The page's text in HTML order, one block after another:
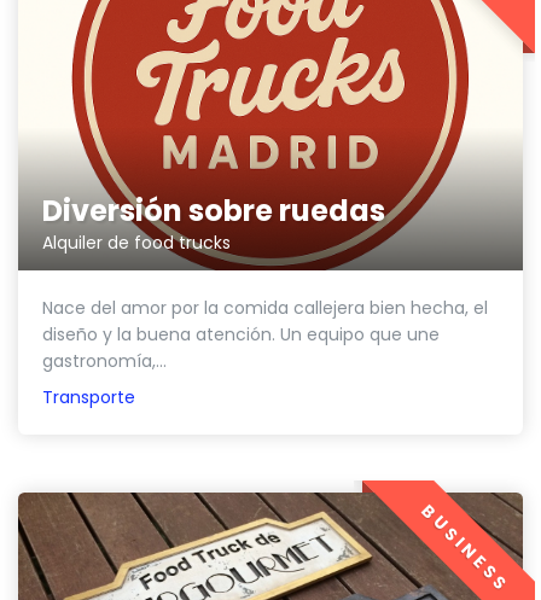
Diversión sobre ruedas
Alquiler de food trucks
Nace del amor por la comida callejera bien hecha, el
diseño y la buena atención. Un equipo que une
gastronomía,...
Transporte
BUSINESS